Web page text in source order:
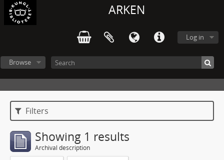
ARKEN
Log in
Browse
Filters
Showing 1 results
Archival description